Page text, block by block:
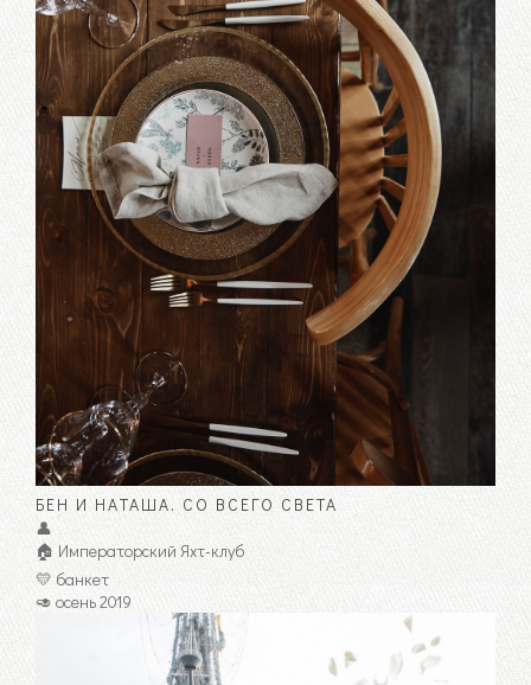
БЕН И НАТАША. СО ВСЕГО СВЕТА
👤
🏠 Императорский Яхт-клуб
💛 банкет
🥑 осень 2019